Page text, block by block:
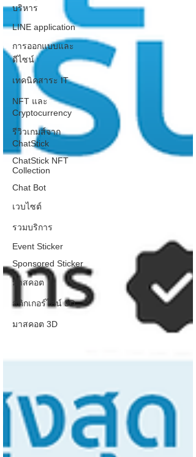
บริหาร
LINE application
การออกแบบและ
ดีไซน์
เทคนิคสาระ IT
NFT และ
Cryptocurrency
รีวิวเกมส์จาก
ChatStick
ChatStick NFT
Collection
Chat Bot
เวบไซต์
รวมบริการ
Event Sticker
Sponsored Sticker
มาสคอต
สติกเกอร์ไลน์ 3D
มาสคอต 3D